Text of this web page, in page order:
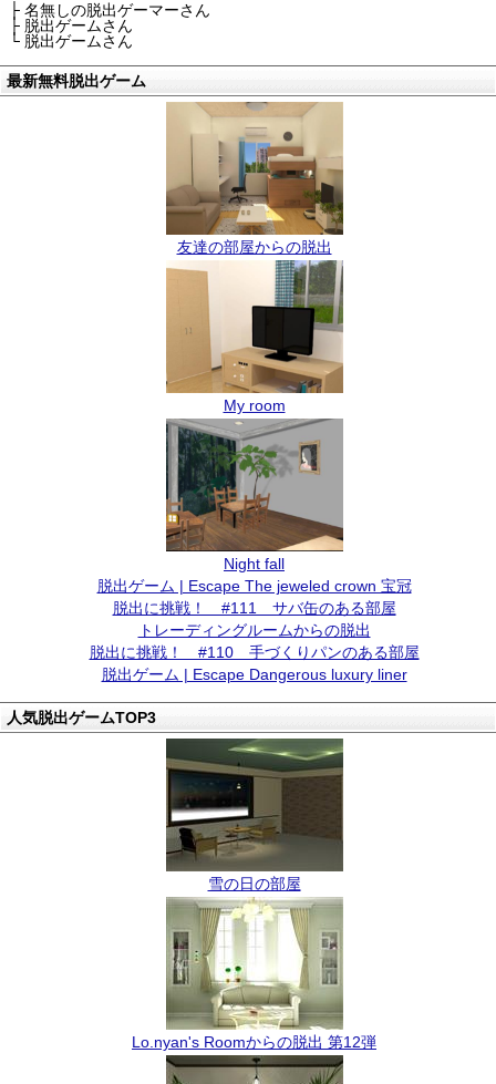
├ 名無しの脱出ゲーマーさん
├ 脱出ゲームさん
└ 脱出ゲームさん
最新無料脱出ゲーム
友達の部屋からの脱出
My room
Night fall
脱出ゲーム | Escape The jeweled crown 宝冠
脱出に挑戦！ #111 サバ缶のある部屋
トレーディングルームからの脱出
脱出に挑戦！ #110 手づくりパンのある部屋
脱出ゲーム | Escape Dangerous luxury liner
人気脱出ゲームTOP3
雪の日の部屋
Lo.nyan's Roomからの脱出 第12弾